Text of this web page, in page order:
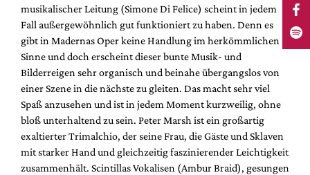
musikalischer Leitung (Simone Di Felice) scheint in jedem
Fall außergewöhnlich gut funktioniert zu haben. Denn es
gibt in Madernas Oper keine Handlung im herkömmlichen
Sinne und doch erscheint dieser bunte Musik- und
Bilderreigen sehr organisch und beinahe übergangslos von
einer Szene in die nächste zu gleiten. Das macht sehr viel
Spaß anzusehen und ist in jedem Moment kurzweilig, ohne
bloß unterhaltend zu sein. Peter Marsh ist ein großartig
exaltierter Trimalchio, der seine Frau, die Gäste und Sklaven
mit starker Hand und gleichzeitig faszinierender Leichtigkeit
zusammenhält. Scintillas Vokalisen (Ambur Braid), gesungen